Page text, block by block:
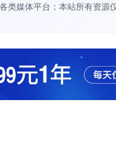
类媒体平台；本站所有资